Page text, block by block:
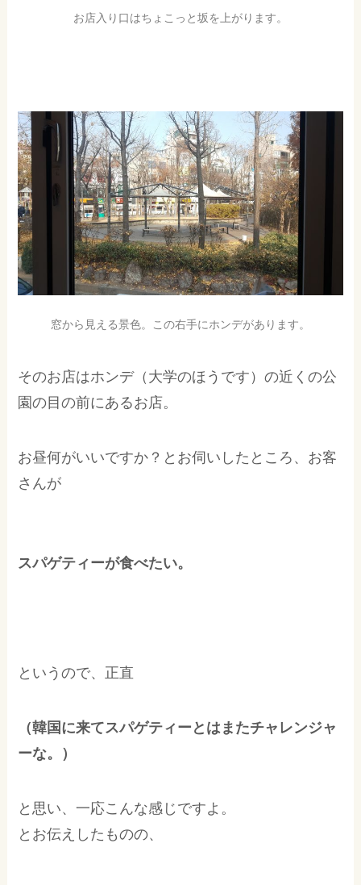
お店入り口はちょこっと坂を上がります。
窓から見える景色。この右手にホンデがあります。
そのお店はホンデ（大学のほうです）の近くの公
園の目の前にあるお店。
お昼何がいいですか？とお伺いしたところ、お客
さんが
スパゲティーが食べたい。
というので、正直
（韓国に来てスパゲティーとはまたチャレンジャ
ーな。）
と思い、一応こんな感じですよ。
とお伝えしたものの、